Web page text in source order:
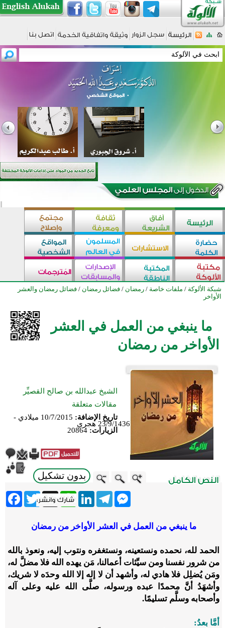
شبكة الألوكة / ملفات خاصة / رمضان / فضائل رمضان / فضائل رمضان والعشر
الأواخر
ما ينبغي من العمل في العشر
الأواخر من رمضان
الشيخ عبدالله بن صالح القصيِّر
مقالات متعلقة
تاريخ الإضافة:
10/7/2015 ميلادي -
23/9/1436 هجري
الزيارات: 20864
بدون تشكيل
Twitter X
WhatsApp
LinkedInTelegram
Messenger
ما ينبغي من العمل في العشر الأواخر من رمضان
الحمد لله، نحمده ونستعينه، ونستغفره ونتوب إليه، ونعوذ بالله
من شرور نفسنا ومن سيِّئات أعمالنا، مَن يهده الله فلا مضلَّ له،
ومَن يُضلِل فلا هادي له، وأشهد أن لا إله إلا الله وحدَه لا شريك،
وأشهَدُ أنَّ محمدًا عبده ورسوله، صلَّى الله عليه وعلى آله
وأصحابه وسلَّم تسليمًا.
أمَّا بعدُ: